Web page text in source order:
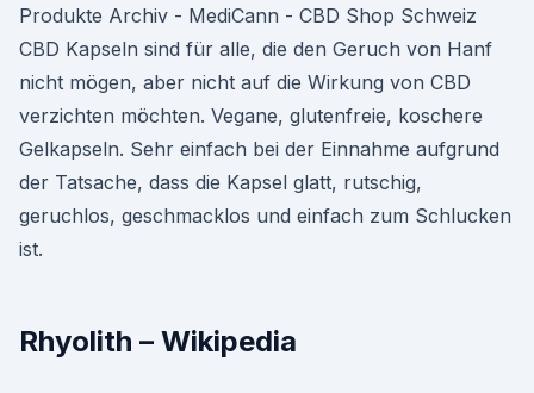
Produkte Archiv - MediCann - CBD Shop Schweiz
CBD Kapseln sind für alle, die den Geruch von Hanf
nicht mögen, aber nicht auf die Wirkung von CBD
verzichten möchten. Vegane, glutenfreie, koschere
Gelkapseln. Sehr einfach bei der Einnahme aufgrund
der Tatsache, dass die Kapsel glatt, rutschig,
geruchlos, geschmacklos und einfach zum Schlucken
ist.
Rhyolith – Wikipedia